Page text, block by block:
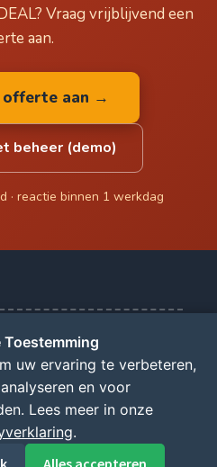
Vraag vrijblijvend een
aan.
offerte aan →
beheer (demo)
· reactie binnen 1 werkdag
koopjes, direct bij u thuis!
Vanaf €50 per maand →
Toestemming
uw ervaring te verbeteren,
en voor
Lees meer in onze
.
Alles accepteren